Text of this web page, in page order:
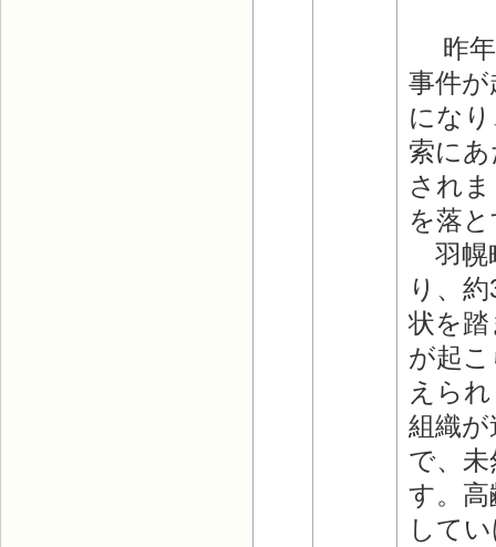
昨年
事件
にな
索に
され
を落
羽幌
り、
状を
が起
えら
組織
で、
す。
して